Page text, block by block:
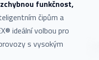
funkčnost,
čipům a
ideální volbou pro
s vysokým